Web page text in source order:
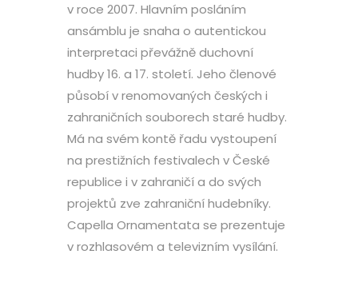
v roce 2007. Hlavním posláním
ansámblu je snaha o autentickou
interpretaci převážně duchovní
hudby 16. a 17. století. Jeho členové
působí v renomovaných českých i
zahraničních souborech staré hudby.
Má na svém kontě řadu vystoupení
na prestižních festivalech v České
republice i v zahraničí a do svých
projektů zve zahraniční hudebníky.
Capella Ornamentata se prezentuje
v rozhlasovém a televizním vysílání.